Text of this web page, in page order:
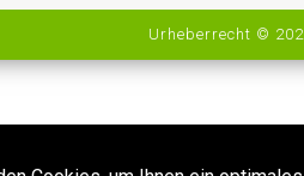
Urheberrecht ©